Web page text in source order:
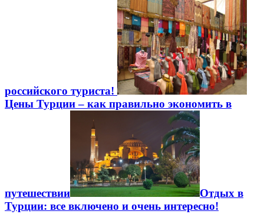
российского туриста!
Цены Турции – как правильно экономить в
путешествии
Отдых в
Турции: все включено и очень интересно!